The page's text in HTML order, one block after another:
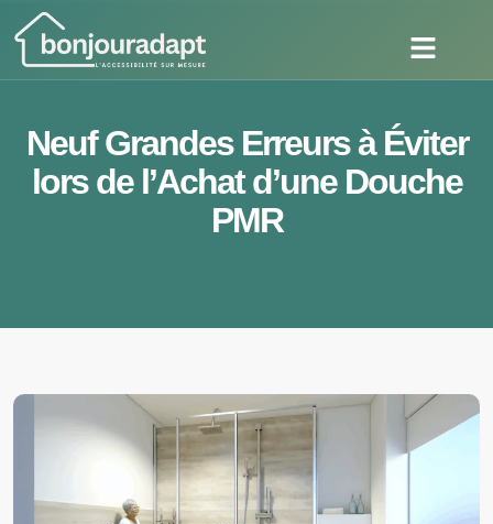
Neuf Grandes Erreurs à Éviter
lors de l’Achat d’une Douche
PMR